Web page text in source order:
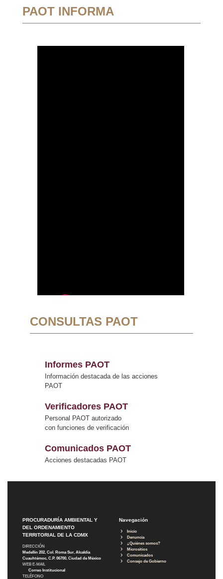
PAOT INFORMA
CONSULTAS PAOT
Informes PAOT
Información destacada de las acciones
PAOT
Verificadores PAOT
Personal PAOT autorizado
con funciones de verificación
Comunicados PAOT
Acciones destacadas PAOT
PROCURADURÍA AMBIENTAL Y
DEL ORDENAMIENTO
TERRITORIAL DE LA CDMX
DIRECCIÓN
Medellín 202, Col. Roma Sur, Alcaldía
Cuauhtémoc, C.P. 06700, Ciudad de México
WEB E-MAIL
Correo Institucional
TELÉFONO
Navegación
Inicio
Denuncia
¿Quiénes somos?
Micrositios
Comunicados
Consejo de Gobierno